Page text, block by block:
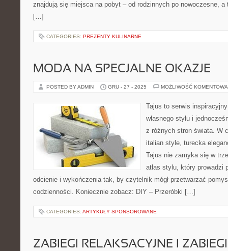
znajdują się miejsca na pobyt – od rodzinnych po nowoczesne,
[…]
CATEGORIES: PREZENTY KULINARNE
MODA NA SPECJALNE OKAZJE
POSTED BY ADMIN GRU - 27 - 2025 MOŻLIWOŚĆ
Tajus to serwis
własnego stylu i
z różnych stron świata. W
italian style, turecka
Tajus nie zamyka się w
atlas stylu, który prowadzi
odcienie i wykończenia tak, by czytelnik mógł przetwarzać
codzienności. Koniecznie zobacz: DIY – Przeróbki […]
CATEGORIES: ARTYKUŁY SPONSOROWANE
ZABIEGI RELAKSACYJNE I ZABIEGI